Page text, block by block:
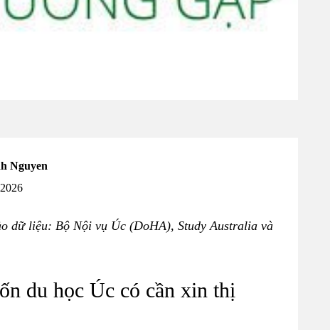
Nguyen
dữ liệu: Bộ Nội vụ Úc (DoHA), Study Australia và
du học Úc có cần xin thị